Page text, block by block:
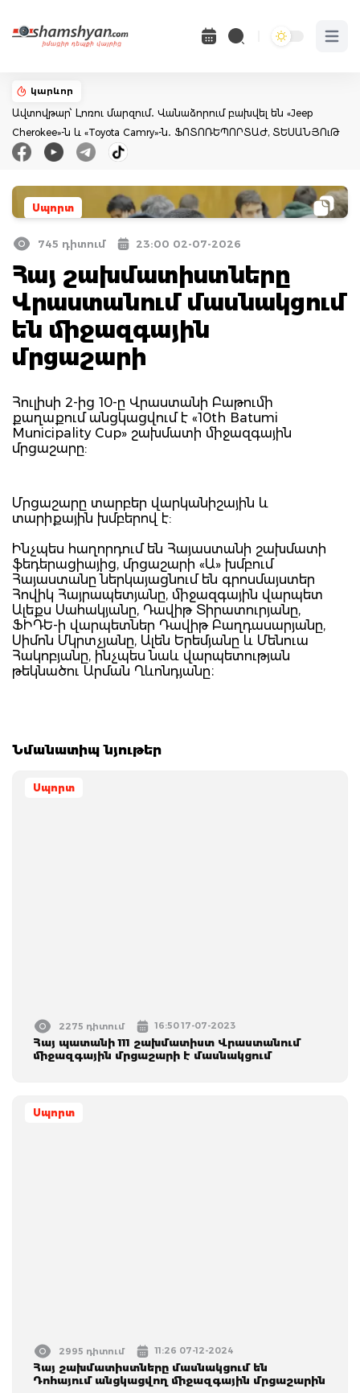
Open
կարևոր
Ավտովթար՝ Լոռու մարզում․ Վանաձորում բախվել են «Jeep
Cherokee»-ն և «Toyota Camry»-ն․ ՖՈՏՈՌԵՊՈՐՏԱԺ, ՏԵՍԱՆՅՈւԹ
Սպորտ
745 դիտում 23:00 02-07-2026
Հայ շախմատիստները
Վրաստանում մասնակցում
են միջազգային
մրցաշարի
Հուլիսի 2-ից 10-ը Վրաստանի Բաթումի
քաղաքում անցկացվում է «10th Batumi
Municipality Cup» շախմատի միջազգային
մրցաշարը:
Մրցաշարը տարբեր վարկանիշային և
տարիքային խմբերով է:
Ինչպես հաղորդում են Հայաստանի շախմատի
ֆեդերացիայից, մրցաշարի «Ա» խմբում
Հայաստանը ներկայացնում են գրոսմայստեր
Հովիկ Հայրապետյանը, միջազգային վարպետ
Ալեքս Սահակյանը, Դավիթ Տիրատուրյանը,
ՖԻԴԵ-ի վարպետներ Դավիթ Բաղդասարյանը,
Սիմոն Մկրտչյանը, Ալեն Երեմյանը և Մենուա
Հակոբյանը, ինչպես նաև վարպետության
թեկնածու Արման Ղևոնդյանը։
Նմանատիպ նյութեր
Սպորտ
2275 դիտում 16:50 17-07-2023
Հայ պատանի 111 շախմատիստ Վրաստանում
միջազգային մրցաշարի է մասնակցում
Սպորտ
2995 դիտում 11:26 07-12-2024
Հայ շախմատիստները մասնակցում են
Դոհայում անցկացվող միջազգային մրցաշարին